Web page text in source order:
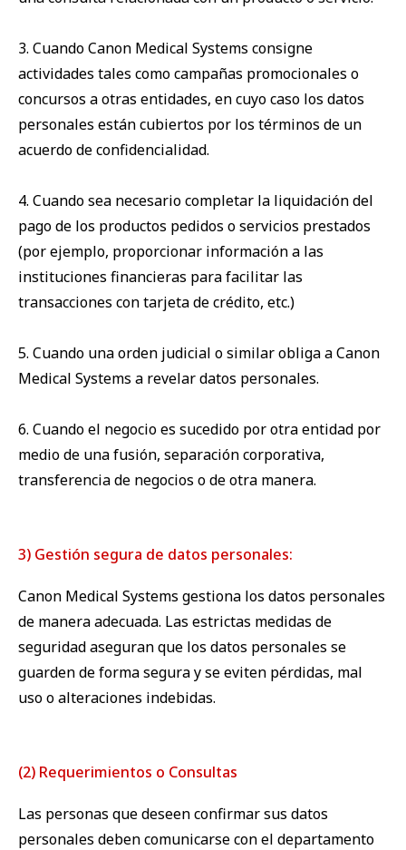
3. Cuando Canon Medical Systems consigne
actividades tales como campañas promocionales o
concursos a otras entidades, en cuyo caso los datos
personales están cubiertos por los términos de un
acuerdo de confidencialidad.
4. Cuando sea necesario completar la liquidación del
pago de los productos pedidos o servicios prestados
(por ejemplo, proporcionar información a las
instituciones financieras para facilitar las
transacciones con tarjeta de crédito, etc.)
5. Cuando una orden judicial o similar obliga a Canon
Medical Systems a revelar datos personales.
6. Cuando el negocio es sucedido por otra entidad por
medio de una fusión, separación corporativa,
transferencia de negocios o de otra manera.
3) Gestión segura de datos personales:
Canon Medical Systems gestiona los datos personales
de manera adecuada. Las estrictas medidas de
seguridad aseguran que los datos personales se
guarden de forma segura y se eviten pérdidas, mal
uso o alteraciones indebidas.
(2) Requerimientos o Consultas
Las personas que deseen confirmar sus datos
personales deben comunicarse con el departamento